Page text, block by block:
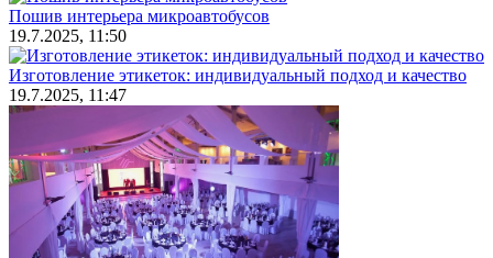
Пошив интерьера микроавтобусов
19.7.2025, 11:50
Изготовление этикеток: индивидуальный подход и качество
19.7.2025, 11:47